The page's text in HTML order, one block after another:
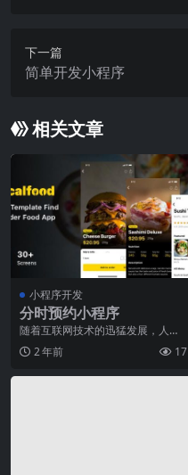
下一篇
简单开发小程序
相关文章
小程序开发
分时预约小程序
随着互联网技术的迅猛发展，人们
的生活越来越依赖于智能手机和各
种移动应用程序。在这
2 年前 17